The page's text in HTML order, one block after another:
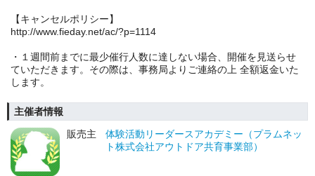
【キャンセルポリシー】
http://www.fieday.net/ac/?p=1114
・１週間前までに最少催行人数に達しない場合、開催を見送らせ
ていただきます。その際は、事務局よりご連絡の上 全額返金いた
します。
主催者情報
販売主
体験活動リーダースアカデミー（プラムネッ
ト株式会社アウトドア共育事業部）